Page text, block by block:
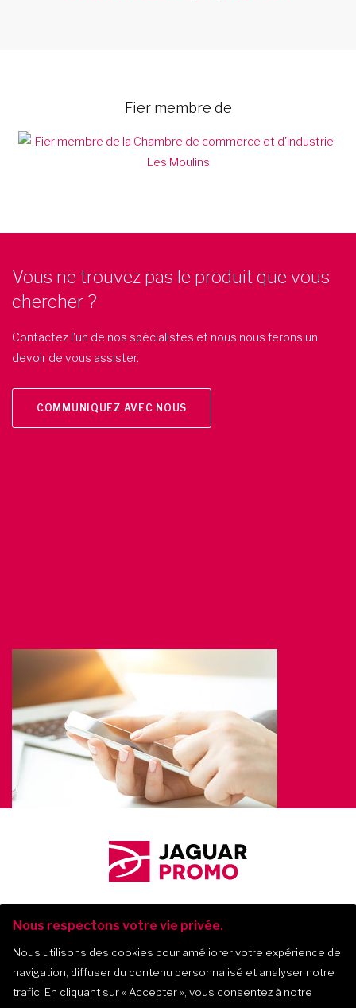
Fier membre de
Vous ne trouvez pas le produit que vous
chercher ?
Contactez l'un de nos spécialistes et nous nous ferons un
devoir de vous assister.
COMMUNIQUEZ AVEC NOUS
Jaguar Promo-2017-2026
Nous respectons votre vie privée.
Nous utilisons des cookies pour améliorer votre expérience de
navigation, diffuser du contenu personnalisé et analyser notre
trafic. En cliquant sur« Accepter » , vous consentez à notre